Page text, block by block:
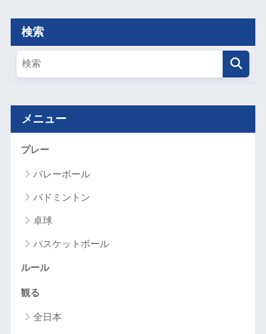
検索
メニュー
プレー
バレーボール
バドミントン
卓球
バスケットボール
ルール
観る
全日本